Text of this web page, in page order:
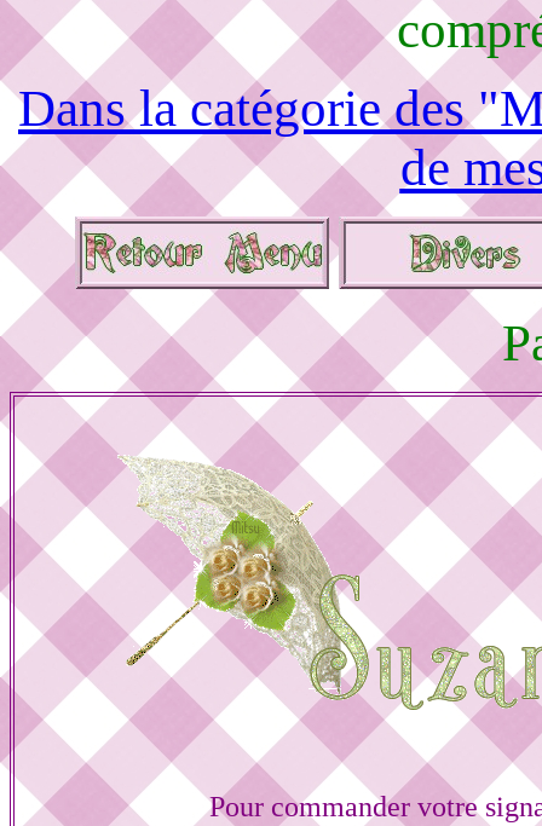
Dans la catégorie des
de
Pour commander votre